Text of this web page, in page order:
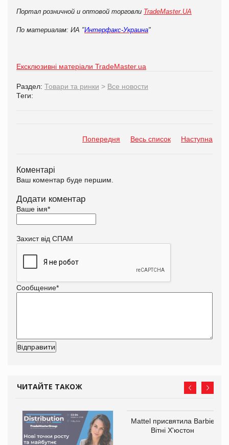
Портал розничной и оптовой торговли TradeMaster.UA
По материалам: ИА "Интерфакс-Украина"
Ексклюзивні матеріали TradeMaster.ua
Раздел: Товари та ринки > Все новости
Теги:
Попередня Весь список Наступна
Коментарі
Ваш коментар буде першим.
Додати коментар
Ваше імя*
Захист від СПАМ
Сообщение*
ЧИТАЙТЕ ТАКОЖ
Mattel присвятила Barbie
Вітні Х'юстон